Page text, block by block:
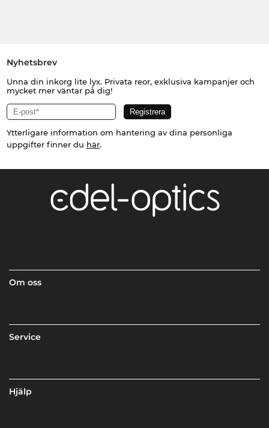
Nyhetsbrev
Unna din inkorg lite lyx. Privata reor, exklusiva kampanjer och
mycket mer väntar på dig!
Ytterligare information om hantering av dina personliga
uppgifter finner du här.
Om oss
Service
Hjälp